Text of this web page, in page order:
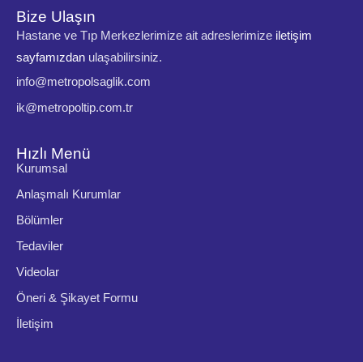
Bize Ulaşın
Hastane ve Tıp Merkezlerimize ait adreslerimize iletişim
sayfamızdan ulaşabilirsiniz.
info@metropolsaglik.com
ik@metropoltip.com.tr
Hızlı Menü
Kurumsal
Anlaşmalı Kurumlar
Bölümler
Tedaviler
Videolar
Öneri & Şikayet Formu
İletişim